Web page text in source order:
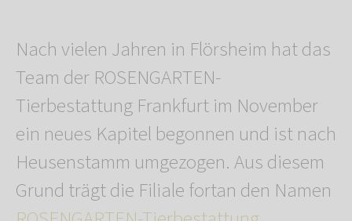
Nach vielen Jahren in Flörsheim hat das
Team der ROSENGARTEN-
Tierbestattung Frankfurt im November
ein neues Kapitel begonnen und ist nach
Heusenstamm umgezogen. Aus diesem
Grund trägt die Filiale fortan den Namen